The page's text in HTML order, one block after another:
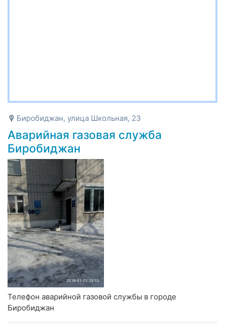
Биробиджан, улица Школьная, 23
Аварийная газовая служба
Биробиджан
Телефон аварийной газовой службы в городе
Биробиджан